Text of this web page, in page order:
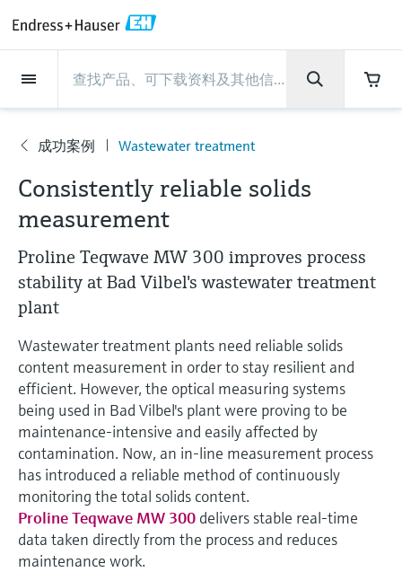
现场仪表
流量
物位测量
液体分析
温度测量
压力测量
系统产品
光学分析
Netilion IIoT
软件
流量
电磁流量计
科里奥利质量流量计
超声波流量计
涡街流量计
热式质量流量计
Differential pressure flow
measurement
选购全部
物位测量
雷达物位测量
Vibronic point level detection
导波雷达物位测量
超声波物位测量
电容物位测量
静压液位测量
Conductive level measurement
Float switch level measurement
放射线物位测量
液体分析
pH电极和变送器
电导率传感器和变送器
浊度传感器和变送器
氯传感器和变送器
溶解氧传感器和变送器
实验室检测仪表和便携式pH计
全自动水质采样仪
TOC、COD和SAC分析仪
ORP电极和变送器
温度测量
温度变送器
工业温度计
保护套管
高温型温度计
卫生型温度计
紧凑型温度计
温度开关
表面温度计
线缆式温度计
压力测量
绝压和表压测量
差压测量
选购全部
系统产品
数据管理仪&数据记录仪
过程测控仪
电源和安全栅
WirelessHART解决方案
网关和调制解调器
设备配置用平板电脑
能量管理仪和应用管理仪
浪涌保护器
选购全部
光学分析
TDLAS和QF分析仪
拉曼光谱分析仪
排放监测解决方案
颗粒测量设备
数字分析仪解决方案
过程气体分析仪
空气质量测量装置
烟雾探测器
视距测量仪
Netilion IIoT
Netilion Value
Netilion Health
Netilion Analytics
Netilion Library
Netilion Inventory
Netilion Connect
Netilion Device Viewer
Netilion Water
服务产品
Project and commissioning services
技术支持服务
仪表维护
仪表性能优化服务
View all
Project and commissioning
services
仪表调试服务
Industrial Project Management
Extended warranty
技术支持服务
远程技术支持
远程资产监控
Process Instrumentation Courses
仪表维护
验证服务
现场仪表校准服务
预防性维护服务
Repair of measuring instruments
仪表性能优化服务
校准报告分析
优化校准间隔时间
动态现场仪表评价和分析服务
行业应用
食品与饮料
水务和环境：保护 —— 节约 —— 提高
石油与天然气：促进能源转型，实
现净零目标
生命科学：创新技术助推卓越运营
化工：深化合作，助推可持续成功
电力与能源
采矿、矿物加工及冶金：打造可持
续的未来
公用工程：可靠使用蒸汽
支持
快速获取服务支持！
技术支持中心 —— Endress+Hauser提供全方
位服务，与您相伴前行
搜索和下载技术手册, 宣传资料, 出版物, 软
件更新, 视频, 证书等各类文件!
学习
学习中心
学习中心 - 探索Endress+Hauser学习平台上
的指导课程与资源，随时随地提升技能。
活动和培训
根据需要，从培训、研讨会、展会、峰会或
在线研讨会等各种活动中灵活选择。
公司
Endress+Hauser集团
生产中心
集团实力
客户案例
新闻与案例
活动和培训
您的Endress+Hauser职业生涯
Endress+Hauser集团
公司概况
Endress+Hauser在中国
恩德斯豪斯科技中国
财务业绩
集团管理层
发展历程
文化与价值观
可持续发展
关联公司
生产中心
物位和压力测量
Endress+Hauser流量
Endress+Hauser 液体分析
温度+系统产品
Endress+Hauser 数字解决方案
Endress+Hauser 光学分析
Endress+Hauser SICK
Endress+Hauser Technology China
集团实力
过程安全性
网络安全性
过程自动化项目流程
My Endress+Hauser
建立电子采购流程，从容应对未来
需求
新闻与案例
新闻与案例总览
所有文章
新闻稿
事实速览
媒体活动
活动和培训
培训
研讨会
展览会
在线研讨会和回放
峰会
线下活动
查找市场活动及培训
您的Endress+Hauser职业生
涯
Explore open positions
在Endress+Hauser工作
更多工作机会
IST创新传感器技术公司的工作机
会
Job opportunities at
Endress+Hauser SICK
司
成功案例 Wastewater treatment
Consistently reliable solids
measurement
Proline Teqwave MW 300 improves process
stability at Bad Vilbel's wastewater treatment
plant
Wastewater treatment plants need reliable solids
content measurement in order to stay resilient and
efficient. However, the optical measuring systems
being used in Bad Vilbel's plant were proving to be
maintenance-intensive and easily affected by
contamination. Now, an in-line measurement process
has introduced a reliable method of continuously
monitoring the total solids content.
Proline Teqwave MW 300 delivers stable real-time
data taken directly from the process and reduces
maintenance work.